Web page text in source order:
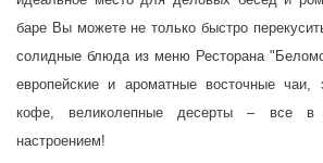
баре Вы можете не только быстро
солидные блюда из меню Ресторана
европейские и ароматные восточные чаи,
кофе, великолепные десерты – все
настроением!